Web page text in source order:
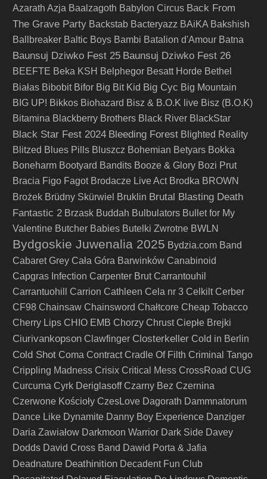
Azarath Azja Baalzagoth Babylon Circus Back From
The Grave Party Backstab Bacteryazz BAiKA Bakshish
Ballbreaker Baltic Boys Bambi Batalion d'Amour Batna
Baunsuj Dziwko Fest 25 Baunsuj Dziwko Fest 26
BEEFTE Beka KSH Belphegor Besatt Horde Bethel
Białas Bibobit Bifor Big Bit Kid Big Cyc Big Mountain
BIG UP! Bikkos Biohazard Bisz & B.O.K live Bisz (B.O.K)
Bitamina Blackberry Brothers Black River BlackStar
Black Star Fest 2024 Bleeding Forest Blighted Reality
Blitzed Blues Pills Bluszcz Bohemian Betyars Bokka
Boneharm Bootyard Bandits Booze & Glory Bozi Prut
Bracia Figo Fagot Brodacze Live Act Brodka BROWN
Brożek Brüdny Skürwiel Bruklin Brutal Blasting Death
Fantastic 2 Brzask Buddah Bulbulators Bullet for My
Valentine Butcher Babies Butelki Zwrotne BWLN
Bydgoskie Juwenalia 2025 Bydzia.com Band
Cabaret Grey Cała Góra Barwinków Canabinoid
Capgras Infection Carpenter Brut Carrantouhil
Carrantuohill
Carrion Cathleen Cela nr 3 Celkilt Cerber
CF98 Chainsaw Chainsword Chałtcore Cheap Tobacco
Cherry Lips CHIO EMB Chorzy Chrust Ciepłe Brejki
Ciurivankopson Clawfinger Closterkeller Cold in Berlin
Cold Shot Coma Contract Cradle Of Filth Criminal Tango
Crippling Madness Crisix Critical Mess CrossRoad CUG
Curcuma Cyrk Deriglasoff Czarny Bez Czernina
Czerwone Kościoły CzesLove Dagorath Dammnatorum
Dance Like Dynamite Danny Boy Experience Danziger
Daria Zawiałow Darkmoon Warrior Dark Side Davey
Dodds David Cross Band Dawid Porta & Jafia
Deadnature Deathinition Decadent Fun Club